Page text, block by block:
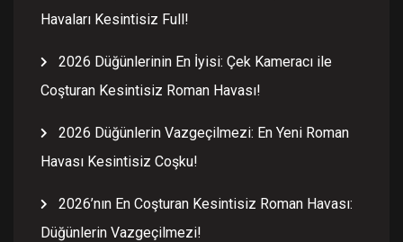
Havaları Kesintisiz Full!
2026 Düğünlerinin En İyisi: Çek Kameracı ile
Coşturan Kesintisiz Roman Havası!
2026 Düğünlerin Vazgeçilmezi: En Yeni Roman
Havası Kesintisiz Coşku!
2026’nın En Coşturan Kesintisiz Roman Havası:
Düğünlerin Vazgeçilmezi!